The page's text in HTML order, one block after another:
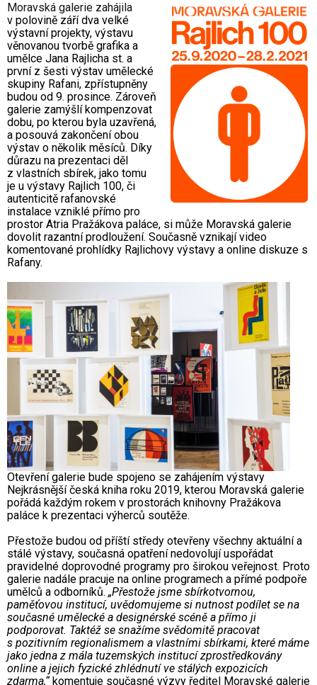
Moravská galerie zahájila
v polovině září dva velké
výstavní projekty, výstavu
věnovanou tvorbě grafika a
umělce Jana Rajlicha st. a
první z šesti výstav umělecké
skupiny Rafani, zpřístupněny
budou od 9. prosince. Zároveň
galerie zamýšlí kompenzovat
dobu, po kterou byla uzavřená,
a posouvá zakončení obou
výstav o několik měsíců. Díky
důrazu na prezentaci děl
z vlastních sbírek, jako tomu
je u výstavy Rajlich 100, či
autenticitě rafanovské
instalace vzniklé přímo pro
prostor Atria Pražákova paláce, si může Moravská galerie
dovolit razantní prodloužení. Současně vznikají video
komentované prohlídky Rajlichovy výstavy a online diskuze s
Rafany.
Otevření galerie bude spojeno se zahájením výstavy
Nejkrásnější česká kniha roku 2019, kterou Moravská galerie
pořádá každým rokem v prostorách knihovny Pražákova
paláce k prezentaci výherců soutěže.
Přestože budou od příští středy otevřeny všechny aktuální a
stálé výstavy, současná opatření nedovolují uspořádat
pravidelné doprovodné programy pro širokou veřejnost. Proto
galerie nadále pracuje na online programech a přímé podpoře
umělců a odborníků. „Přestože jsme sbírkotvornou,
paměťovou institucí, uvědomujeme si nutnost podílet se na
současné umělecké a designérské scéně a přímo ji
podporovat. Taktéž se snažíme svědomitě pracovat
s pozitivním regionalismem a vlastními sbírkami, které máme
jako jedna z mála tuzemských institucí zprostředkovány
online a jejich fyzické zhlédnutí ve stálých expozicích
zdarma,“komentuje současné výzvy ředitel Moravské galerie